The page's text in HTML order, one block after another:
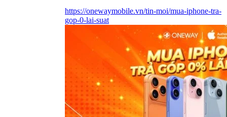
https://onewaymobile.vn/tin-moi/mua-iphone-tra-
gop-0-lai-suat